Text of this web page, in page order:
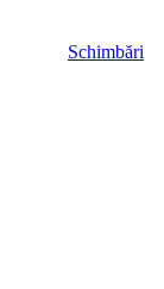
Schimbări